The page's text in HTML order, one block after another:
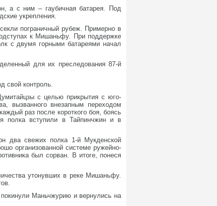
а с ним – гаубичная батарея. Под
укрепления.
пограничный рубеж. Примерно в
к Мишаньфу. При поддержке
с двумя горными батареями начал
для их преследования 87-й
свой контроль.
с целью прикрытия с юго-
вызванного внезапным переходом
раз после короткого боя, боясь
полка вступили в Тайпинчжин и в
два свежих полка 1-й Мукденской
организованной системе ружейно-
был сорван. В итоге, понеся
утонувших в реке Мишаньфу.
Маньчжурию и вернулись на